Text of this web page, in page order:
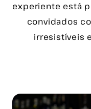
experiente está
convidados
irresistíveis